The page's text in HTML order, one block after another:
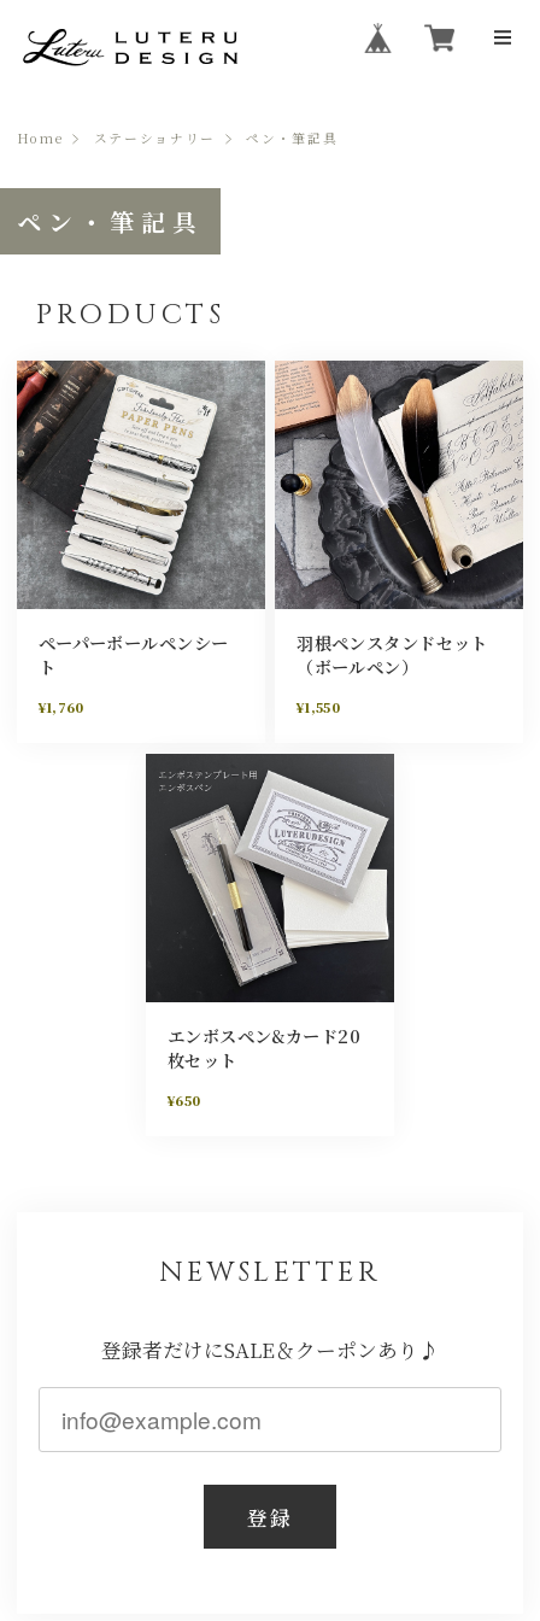
Home ステーショナリー ペン・筆記具
ペン・筆記具
PRODUCTS
ペーパーボールペンシー
ト
¥1,760
羽根ペンスタンドセット
（ボールペン）
¥1,550
エンボスペン&カード20
枚セット
¥650
NEWSLETTER
登録